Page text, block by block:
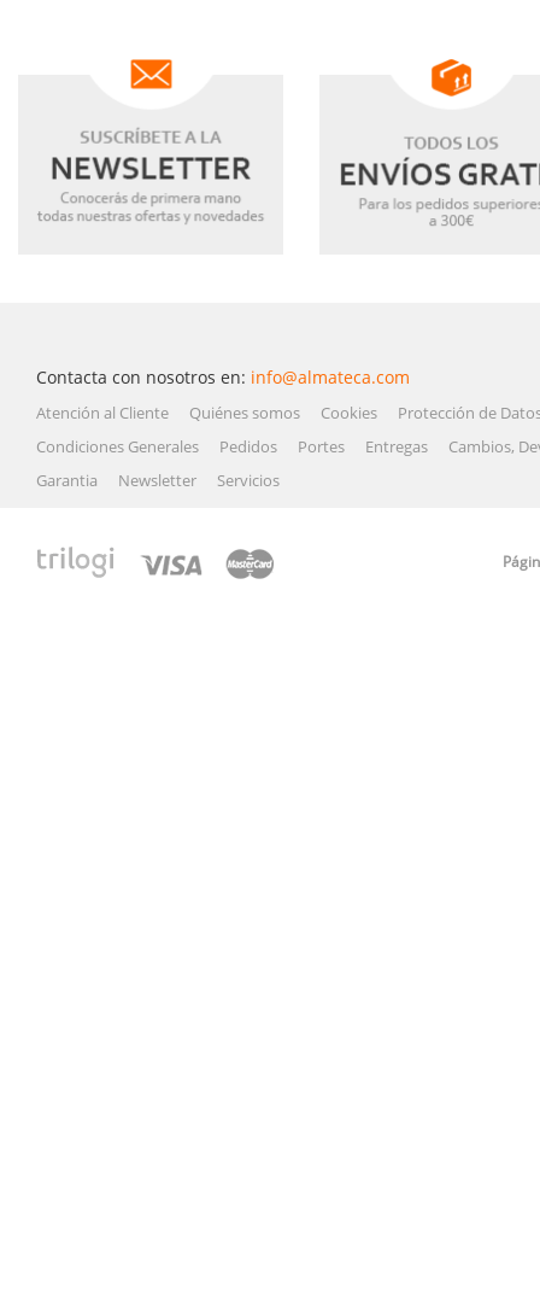
Contacta con nosotros en: info@almateca.com
Atención al Cliente Quiénes somos Cookies
Protección de
Condiciones Generales
Pedidos Portes Entregas
Cambios,
Garantia
Newsletter Servicios